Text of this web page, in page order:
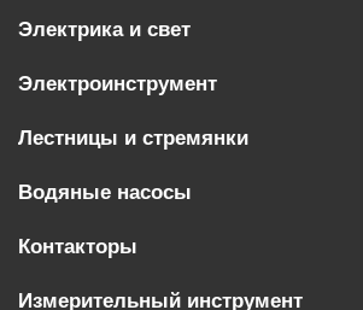
Электрика и свет
Электроинструмент
Лестницы и стремянки
Водяные насосы
Контакторы
Измерительный инструмент